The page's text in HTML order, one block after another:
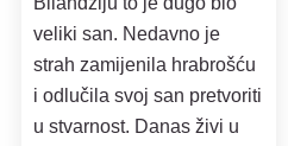
veliki san. Nedavno je
strah zamijenila hrabrošću
i odlučila svoj san pretvoriti
u stvarnost. Danas živi u